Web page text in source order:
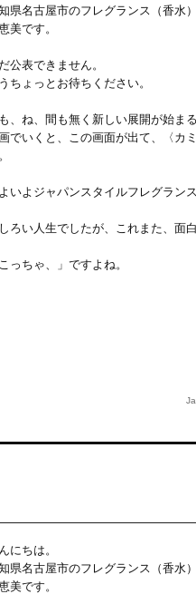
県名古屋市のフレグランス（香水
美です。
公表できません。
ちょっとお待ちください。
、ね、間も無く新しい展開が始まる
でいくと、この画面が出て、〈カ
いよジャパンスタイルフレグラン
い人生でしたが、これまた、面
っちゃ、」ですよね。
にちは。
県名古屋市のフレグランス（香水
美です。